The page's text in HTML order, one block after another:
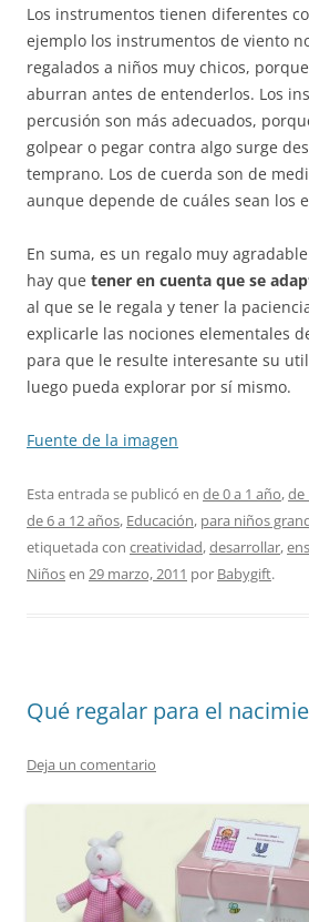
Los instrumentos tienen diferentes
ejemplo los instrumentos de viento
regalados a niños muy chicos,
aburran antes de entenderlos. Los
percusión son más adecuados,
golpear o pegar contra algo surge
temprano. Los de cuerda son de
aunque depende de cuáles sean los
En suma, es un regalo muy
hay que tener en cuenta que se
al que se le regala y tener la
explicarle las nociones elementales
para que le resulte interesante su
luego pueda explorar por sí mismo.
Fuente de la imagen
Esta entrada se publicó en de 0 a 1 año,de
de 6 a 12 años, Educación, para niños
etiquetada con creatividad,desarrollar,
Niñosen 29 marzo, 2011 por Babygift.
Qué regalar para el
Deja un comentario